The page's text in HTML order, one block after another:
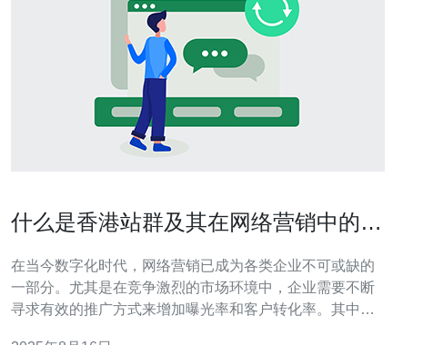
什么是香港站群及其在网络营销中的重
在当今数字化时代，网络营销已成为各类企业不可或缺的
一部分。尤其是在竞争激烈的市场环境中，企业需要不断
寻求有效的推广方式来增加曝光率和客户转化率。其中，